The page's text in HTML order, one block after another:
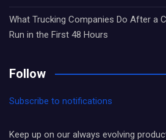
What Trucking Companies Do After a
Run in the First 48 Hours
Follow
Subscribe to notifications
Keep up on our always evolving